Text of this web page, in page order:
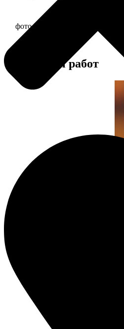
фото 30х30 в деревянной рамке
Примеры работ